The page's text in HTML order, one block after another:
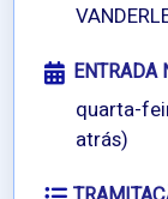
ENTRADA
quarta-
atrás)